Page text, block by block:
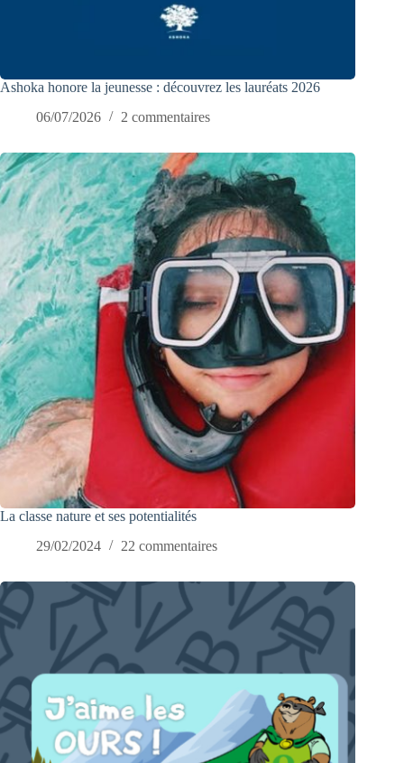
Ashoka honore la jeunesse : découvrez les lauréats 2026
06/07/2026
2 commentaires
La classe nature et ses potentialités
29/02/2024
22 commentaires